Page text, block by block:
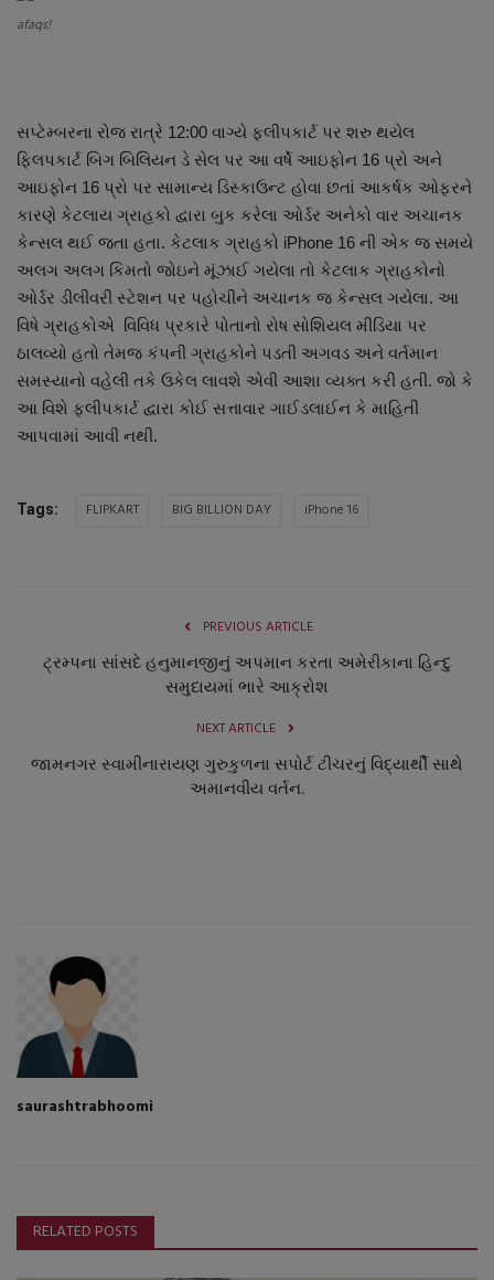
About Author
Dipotsav Special
આંતરરાષ્ટ્રીય
રાષ્ટ્રીય
ગુજરાત
જુનાગઢ
Support US
નાણાંકીય સમાચાર
afaqs!
સપ્ટેમ્બરના રોજ રાત્રે 12:00 વાગ્યે ફ્લીપકાર્ટ પર શરુ થયેલ
ફ્લિપકાર્ટ બિગ બિલિયન ડે સેલ પર આ વર્ષે આઇફોન 16 પ્રો અને
આઇફોન 16 પ્રો પર સામાન્ય ડિસ્કાઉન્ટ હોવા છતાં આકર્ષક ઓફરને
કારણે કેટલાય ગ્રાહકો દ્વારા બુક કરેલા ઓર્ડર અનેકો વાર અચાનક
કેન્સલ થઈ જતા હતા. કેટલાક ગ્રાહકો iPhone 16 ની એક જ સમયે
અલગ અલગ કિમતો જોઇને મૂંઝાઈ ગયેલા તો કેટલાક ગ્રાહકોનો
ઓર્ડર ડીલીવરી સ્ટેશન પર પહોચીને અચાનક જ કેન્સલ ગયેલા. આ
વિષે ગ્રાહકોએ વિવિધ પ્રકારે પોતાનો રોષ સોશિયલ મીડિયા પર
ઠાલવ્યો હતો તેમજ કંપની ગ્રાહકોને પડતી અગવડ અને વર્તમાન
સમસ્યાનો વહેલી તકે ઉકેલ લાવશે એવી આશા વ્યક્ત કરી હતી. જો કે
આ વિશે ફ્લીપકાર્ટ દ્વારા કોઈ સત્તાવાર ગાઈડલાઈન કે માહિતી
આપવામાં આવી નથી.
Tags: FLIPKART BIG BILLION DAY iPhone 16
PREVIOUS ARTICLE
ટ્રમ્પના સાંસદે હનુમાનજીનું અપમાન કરતા અમેરીકાના હિન્દુ
સમુદાયમાં ભારે આક્રોશ
NEXT ARTICLE
જામનગર સ્વામીનારાયણ ગુરુકુળના સપોર્ટ ટીચરનું વિદ્યાર્થી સાથે
અમાનવીય વર્તન.
saurashtrabhoomi
RELATED POSTS